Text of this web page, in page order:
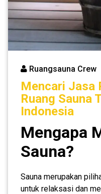
Ruangsauna Crew
Mencari Jasa
Ruang Sauna
Indonesia
Mengapa
Sauna?
Sauna merupakan
untuk relaksasi dan